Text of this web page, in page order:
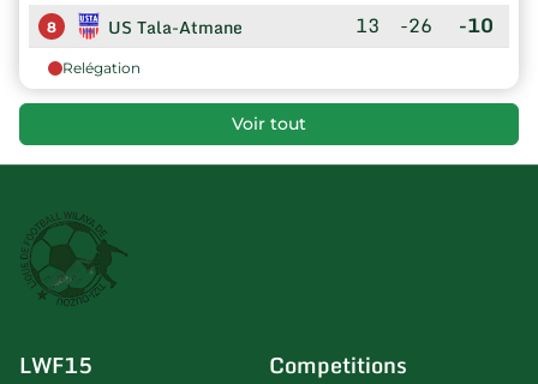
8 US Tala-Atmane 13 -26 -10
Relégation
Voir tout
LWF15 Competitions